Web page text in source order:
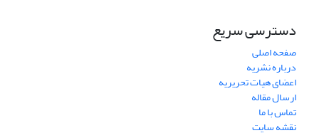
دسترسی سریع
صفحه اصلی
درباره نشریه
اعضای هیات تحریریه
ارسال مقاله
تماس با ما
نقشه سایت